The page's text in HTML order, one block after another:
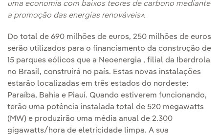
uma economia com baixos teores de carbono mediante
a promoção das energias renováveis».
Do total de 690 milhões de euros, 250 milhões de euros
serão utilizados para o financiamento da construção de
15 parques eólicos que a Neoenergia , filial da Iberdrola
no Brasil, construirá no país. Estas novas instalações
estarão localizadas em três estados do nordeste:
Paraíba, Bahia e Piauí. Quando estiverem funcionando,
terão uma potência instalada total de 520 megawatts
(MW) e produzirão uma média anual de 2.300
gigawatts/hora de eletricidade limpa. A sua